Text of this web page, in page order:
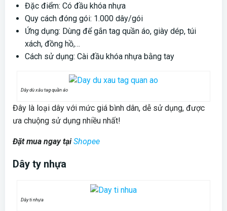
Đặc điểm: Có đầu khóa nhựa
Quy cách đóng gói: 1.000 dây/gói
Ứng dụng: Dùng để gắn tag quần áo, giày dép, túi
xách, đồng hồ,…
Cách sử dụng: Cài đầu khóa nhựa bằng tay
Dây dù xâu tag quần áo
Đây là loại dây với mức giá bình dân, dễ sử dụng, được
ưa chuộng sử dụng nhiều nhất!
Đặt mua ngay tạiShopee
Dây ty nhựa
Dây ti nhựa